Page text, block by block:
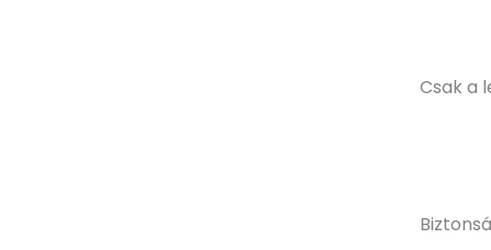
Csak a